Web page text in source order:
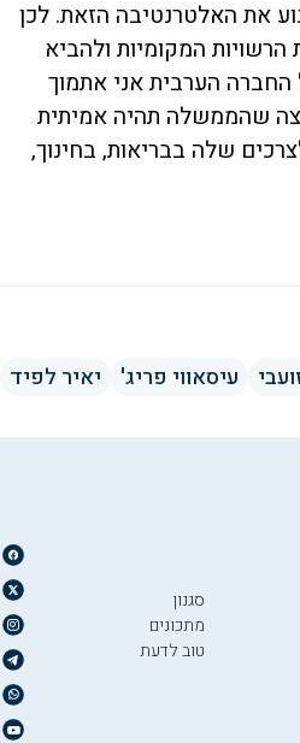
את האלטרנטיבה הזאת. לכן
המקומיות ולהביא
הערבית אני אתמוך
שהממשלה תהיה אמיתית
שלה בבריאות, בחינוך,
עיסאווי פריג' יאיר לפיד
סגנון
מתכונים
טוב לדעת